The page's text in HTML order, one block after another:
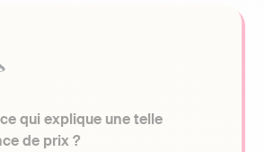
qui explique une telle
de prix ?